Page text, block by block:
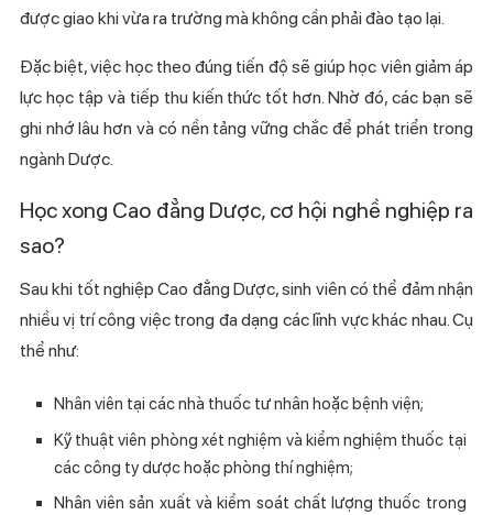
được giao khi vừa ra trường mà không cần phải đào tạo lại.
Đặc biệt, việc học theo đúng tiến độ sẽ giúp học viên giảm áp
lực học tập và tiếp thu kiến thức tốt hơn. Nhờ đó, các bạn sẽ
ghi nhớ lâu hơn và có nền tảng vững chắc để phát triển trong
ngành Dược.
Học xong Cao đẳng Dược, cơ hội nghề nghiệp ra
sao?
Sau khi tốt nghiệp Cao đẳng Dược, sinh viên có thể đảm nhận
nhiều vị trí công việc trong đa dạng các lĩnh vực khác nhau. Cụ
thể như:
Nhân viên tại các nhà thuốc tư nhân hoặc bệnh viện;
Kỹ thuật viên phòng xét nghiệm và kiểm nghiệm thuốc tại
các công ty dược hoặc phòng thí nghiệm;
Nhân viên sản xuất và kiểm soát chất lượng thuốc trong